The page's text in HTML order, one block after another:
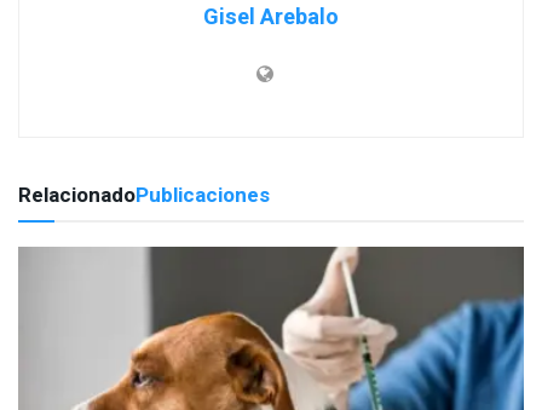
Gisel Arebalo
RelacionadoPublicaciones